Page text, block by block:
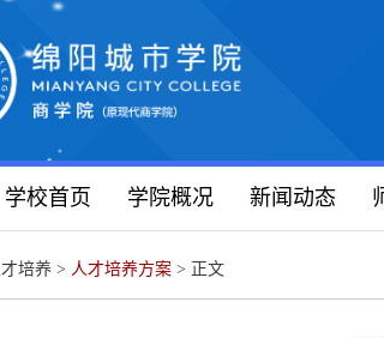
学校首页 学院概况 新闻动态
培养 > 人才培养方案 > 正文